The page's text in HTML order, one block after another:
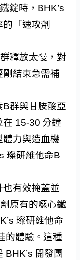
錠時，BHK’s
「速攻劑
釋放太慢，對
剛結束急需補
B群與甘胺酸亞
在 15-30 分鐘
體力與造血機
璨研維他命B
也有效掩蓋並
原有的噁心鐵
璨研維他命
的體驗。這種
開發團